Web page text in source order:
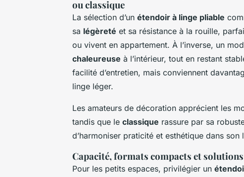
ou classique
La sélection d’un étendoir à linge pliable
sa légèreté et sa résistance à la rouille,
ou vivent en appartement. À l’inverse, un
chaleureuse à l’intérieur, tout en restant
facilité d’entretien, mais conviennent
linge léger.
Les amateurs de décoration apprécient les
tandis que le classique rassure par sa
d’harmoniser praticité et esthétique dans son
Capacité, formats compacts et
Pour les petits espaces, privilégier un